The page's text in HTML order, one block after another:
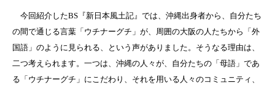
今回紹介したBS『新日本風土記』では、沖縄出身者から、自分たち
の間で通じる言葉「ウチナーグチ」が、周囲の大阪の人たちから「外
国語」のように見られる、という声がありました。そうなる理由は、
二つ考えられます。一つは、沖縄の人々が、自分たちの「母語」であ
る「ウチナーグチ」にこだわり、それを用いる人々のコミュニティ、